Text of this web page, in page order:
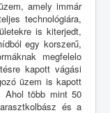
amely immár
technológiára,
is kiterjedt,
egy korszerű,
megfelelo
kapott vágási
üzem is kapott
Ahol több mint 50
és a